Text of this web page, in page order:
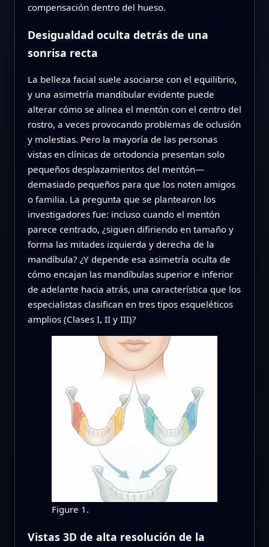
compensación dentro del hueso.
Desigualdad oculta detrás de una
sonrisa recta
La belleza facial suele asociarse con el equilibrio,
y una asimetría mandibular evidente puede
alterar cómo se alinea el mentón con el centro del
rostro, a veces provocando problemas de oclusión
y molestias. Pero la mayoría de las personas
vistas en clínicas de ortodoncia presentan solo
pequeños desplazamientos del mentón—
demasiado pequeños para que los noten amigos
o familia. La pregunta que se plantearon los
investigadores fue: incluso cuando el mentón
parece centrado, ¿siguen difiriendo en tamaño y
forma las mitades izquierda y derecha de la
mandíbula? ¿Y depende esa asimetría oculta de
cómo encajan las mandíbulas superior e inferior
de adelante hacia atrás, una característica que los
especialistas clasifican en tres tipos esqueléticos
amplios (Clases I, II y III)?
Figure 1.
Vistas 3D de alta resolución de la